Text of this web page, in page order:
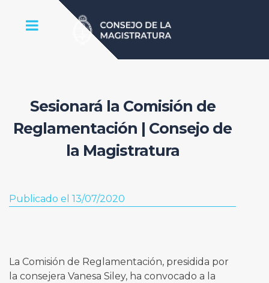
Sesionará la Comisión de
Reglamentación | Consejo de
la Magistratura
Publicado el 13/07/2020
La Comisión de Reglamentación, presidida por
la consejera Vanesa Siley, ha convocado a la